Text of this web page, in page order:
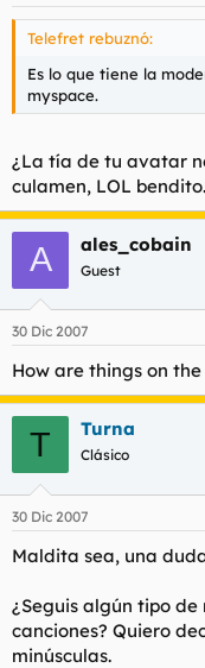
Telefret rebuznó:
Es lo que tiene la
myspace.
¿La tía de tu avatar
culamen, LOL bendito.
A ales_cobain
Guest
30 Dic 2007
How are things on
T Turna
Clásico
30 Dic 2007
Maldita sea, una
¿Seguis algún tipo
canciones? Quiero
minúsculas.